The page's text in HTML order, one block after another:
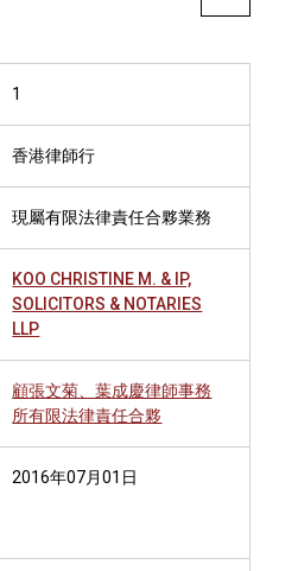
1
香港律師行
現屬有限法律責任合夥業務
KOO CHRISTINE M. & IP,
SOLICITORS & NOTARIES
LLP
顧張文菊、葉成慶律師事務
所有限法律責任合夥
2016年07月01日